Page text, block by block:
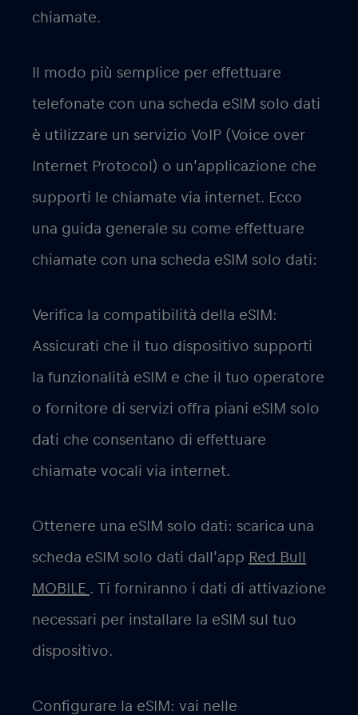
chiamate.
Il modo più semplice per effettuare
telefonate con una scheda eSIM solo dati
è utilizzare un servizio VoIP (Voice over
Internet Protocol) o un’applicazione che
supporti le chiamate via internet. Ecco
una guida generale su come effettuare
chiamate con una scheda eSIM solo dati:
Verifica la compatibilità della eSIM:
Assicurati che il tuo dispositivo supporti
la funzionalità eSIM e che il tuo operatore
o fornitore di servizi offra piani eSIM solo
dati che consentano di effettuare
chiamate vocali via internet.
Ottenere una eSIM solo dati: scarica una
scheda eSIM solo dati dall’app Red Bull
MOBILE . Ti forniranno i dati di attivazione
necessari per installare la eSIM sul tuo
dispositivo.
Configurare la eSIM: vai nelle